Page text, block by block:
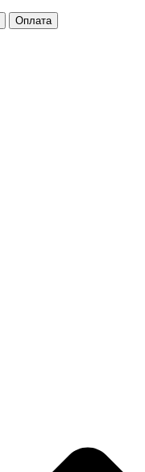
Оплата